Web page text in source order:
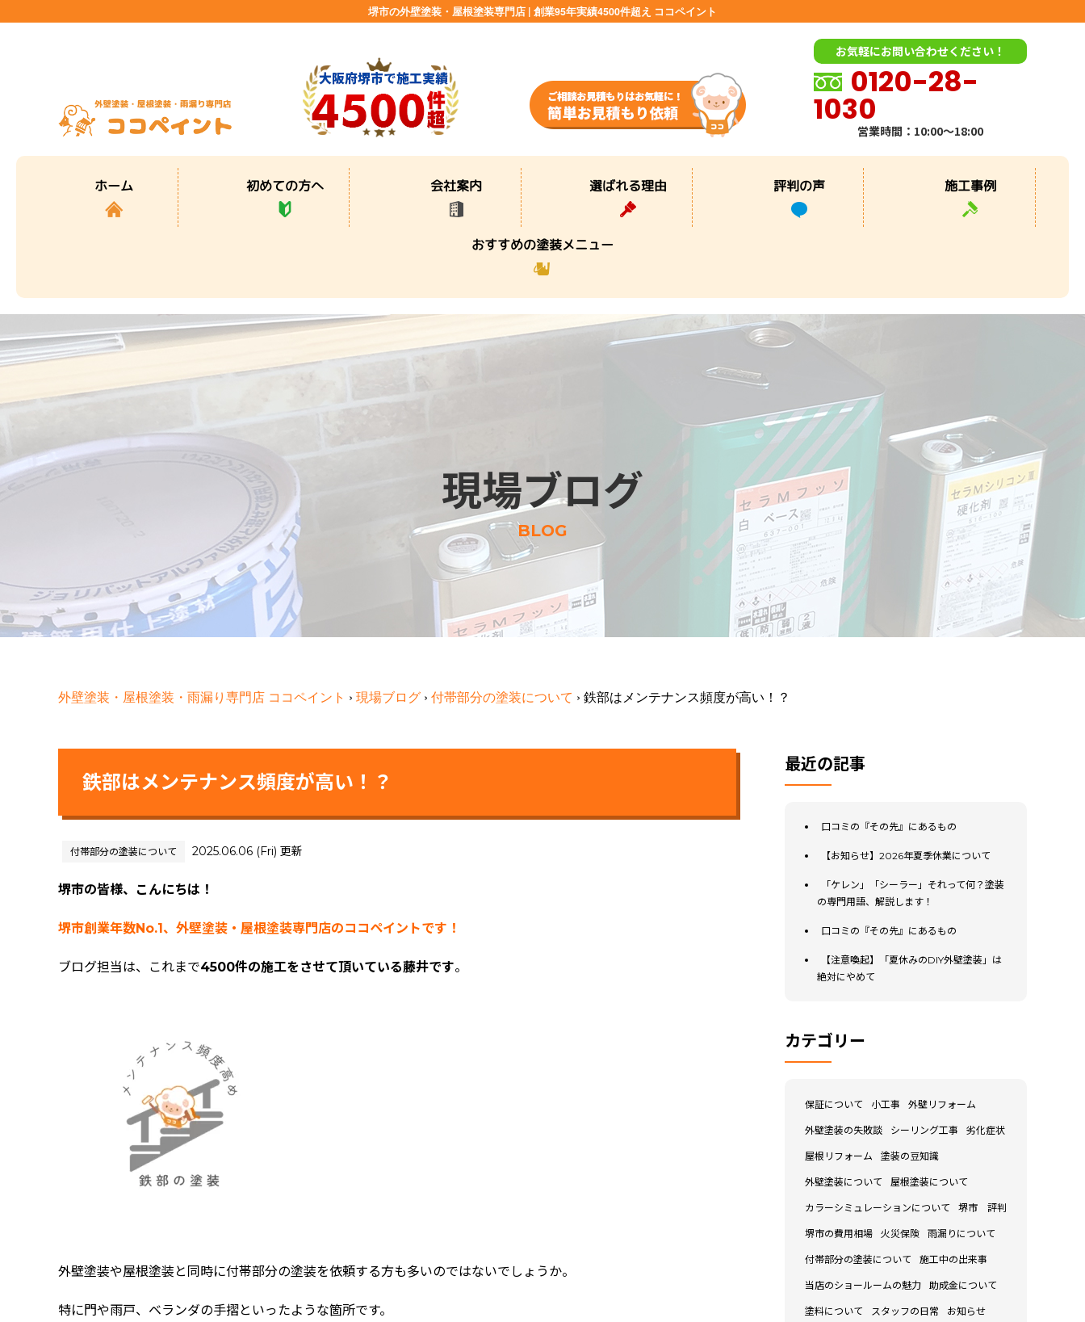
堺市の外壁塗装・屋根塗装専門店 | 創業95年実績4500件超え ココペイント
お気軽にお問い合わせください！
0120-28-
1030
営業時間：10:00～18:00
ホーム 初めての方へ 会社案内 選ばれる理由 評判の声 施工事例
おすすめの塗装メニュー
現場ブログ
BLOG
外壁塗装・屋根塗装・雨漏り専門店 ココペイント › 現場ブログ › 付帯部分の塗装について › 鉄部はメンテナンス頻度が高い！？
鉄部はメンテナンス頻度が高い！？
付帯部分の塗装について 2025.06.06 (Fri) 更新
堺市の皆様、こんにちは！
堺市創業年数No.1、外壁塗装・屋根塗装専門店のココペイントです！
ブログ担当は、これまで4500件の施工をさせて頂いている藤井です。
外壁塗装や屋根塗装と同時に付帯部分の塗装を依頼する方も多いのではないでしょうか。
特に門や雨戸、ベランダの手摺といったような箇所です。
最近の記事
口コミの『その先』にあるもの
【お知らせ】2026年夏季休業について
「ケレン」「シーラー」それって何？塗装
の専門用語、解説します！
口コミの『その先』にあるもの
【注意喚起】「夏休みのDIY外壁塗装」は
絶対にやめて
カテゴリー
保証について 小工事 外壁リフォーム
外壁塗装の失敗談 シーリング工事 劣化症状
屋根リフォーム 塗装の豆知識
外壁塗装について 屋根塗装について
カラーシミュレーションについて 堺市 評判
堺市の費用相場 火災保険 雨漏りについて
付帯部分の塗装について 施工中の出来事
当店のショールームの魅力 助成金について
塗料について スタッフの日常 お知らせ